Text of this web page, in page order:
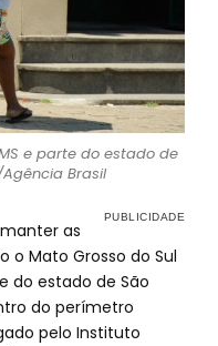
e parte do estado de
Brasil
as
Mato Grosso do Sul
do estado de São
do perímetro
pelo Instituto